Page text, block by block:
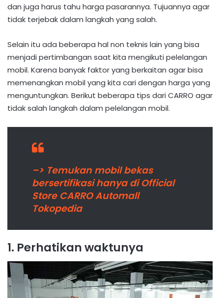
dan juga harus tahu harga pasarannya. Tujuannya agar
tidak terjebak dalam langkah yang salah.
Selain itu ada beberapa hal non teknis lain yang bisa
menjadi pertimbangan saat kita mengikuti pelelangan
mobil. Karena banyak faktor yang berkaitan agar bisa
memenangkan mobil yang kita cari dengan harga yang
menguntungkan. Berikut beberapa tips dari CARRO agar
tidak salah langkah dalam pelelangan mobil.
–> Temukan mobil bekas
bersertifikasi hanya di Official
Store CARRO Automall
Tokopedia
1. Perhatikan waktunya